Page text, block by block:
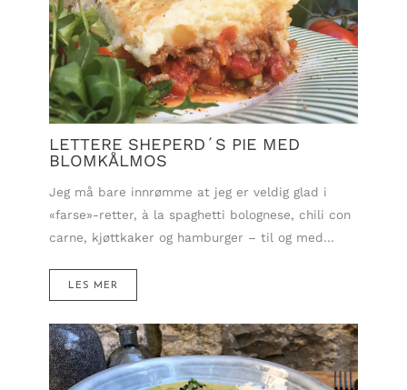
LETTERE SHEPERD´S PIE MED
BLOMKÅLMOS
Jeg må bare innrømme at jeg er veldig glad i
«farse»-retter, à la spaghetti bolognese, chili con
carne, kjøttkaker og hamburger – til og med…
LES MER